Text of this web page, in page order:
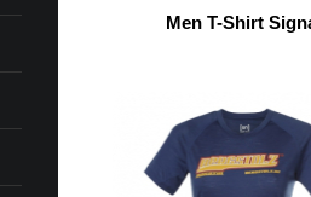
Men T-Shirt